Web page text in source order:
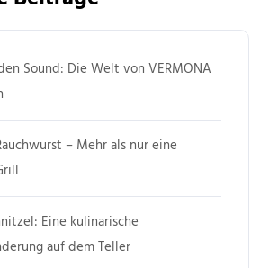
Sound: Die Welt von VERMONA
– Mehr als nur eine
Eine kulinarische
auf dem Teller